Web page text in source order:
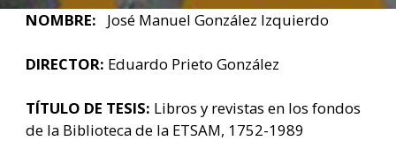
NOMBRE: José Manuel González Izquierdo
DIRECTOR: Eduardo Prieto González
TÍTULO DE TESIS: Libros y revistas en los fondos
de la Biblioteca de la ETSAM, 1752-1989